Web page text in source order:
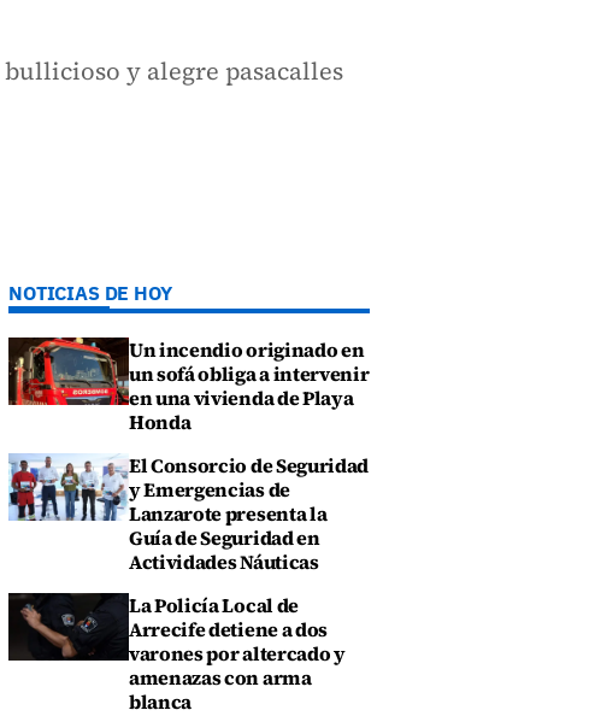
y alegre pasacalles
NOTICIAS DE HOY
Un incendio originado en
un sofá obliga a intervenir
en una vivienda de Playa
Honda
El Consorcio de Seguridad
y Emergencias de
Lanzarote presenta la
Guía de Seguridad en
Actividades Náuticas
La Policía Local de
Arrecife detiene a dos
varones por altercado y
amenazas con arma
blanca